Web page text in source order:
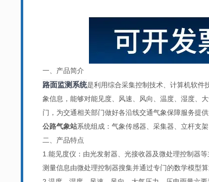
一、产品简介
路面监测系统是利用综合采集控制技术、计算机软件
象信息，能够对能见度、风速、风向、温度、湿度、
门，为交通相关部门做好各沿线交通气象保障服务提
公路气象站系统组成：气象传感器、采集器、立杆支
二、产品特点
1.能见度仪：由光发射器、光接收器及微处理控制器
测量信息由微处理控制器搜集并通过专门的数学模型